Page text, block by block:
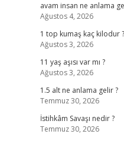
avam insan ne anlama
Ağustos 4, 2026
1 top kumaş kaç kilodur ?
Ağustos 3, 2026
11 yaş aşısı var mı ?
Ağustos 3, 2026
1.5 alt ne anlama gelir ?
Temmuz 30, 2026
İstihkâm Savaşı nedir ?
Temmuz 30, 2026